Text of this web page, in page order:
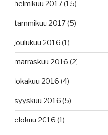
helmikuu 2017(15)
tammikuu 2017(5)
joulukuu 2016 (1)
marraskuu 2016 (2)
lokakuu 2016 (4)
syyskuu 2016 (5)
elokuu 2016 (1)